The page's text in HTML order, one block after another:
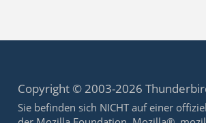
Copyright © 2003-2026
Sie befinden sich NICHT auf einer